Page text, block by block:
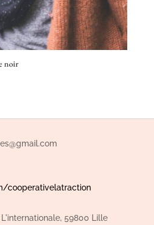
noir
cooperativelatraction
59800 Lille